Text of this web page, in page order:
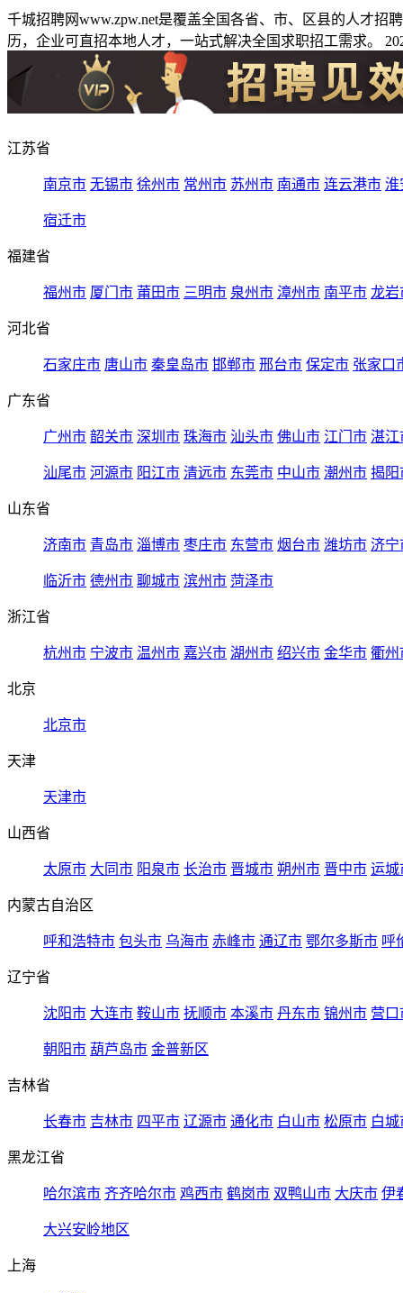
千城招聘网www.zpw.net是覆盖全国各省、市、区县的人才
历，企业可直招本地人才，一站式解决全国求职招工需求。
江苏省
南京市 无锡市 徐州市 常州市 苏州市 南通市 连云港市 淮
宿迁市
福建省
福州市 厦门市 莆田市 三明市 泉州市 漳州市 南平市 龙岩
河北省
石家庄市 唐山市 秦皇岛市 邯郸市 邢台市 保定市 张家口
广东省
广州市 韶关市 深圳市 珠海市 汕头市 佛山市 江门市 湛江
汕尾市 河源市 阳江市 清远市 东莞市 中山市 潮州市 揭阳
山东省
济南市 青岛市 淄博市 枣庄市 东营市 烟台市 潍坊市 济宁
临沂市 德州市 聊城市 滨州市 菏泽市
浙江省
杭州市 宁波市 温州市 嘉兴市 湖州市 绍兴市 金华市 衢州
北京
北京市
天津
天津市
山西省
太原市 大同市 阳泉市 长治市 晋城市 朔州市 晋中市 运城
内蒙古自治区
呼和浩特市 包头市 乌海市 赤峰市 通辽市 鄂尔多斯市 呼
辽宁省
沈阳市 大连市 鞍山市 抚顺市 本溪市 丹东市 锦州市 营口
朝阳市 葫芦岛市 金普新区
吉林省
长春市 吉林市 四平市 辽源市 通化市 白山市 松原市 白城
黑龙江省
哈尔滨市 齐齐哈尔市 鸡西市 鹤岗市 双鸭山市 大庆市 伊
大兴安岭地区
上海